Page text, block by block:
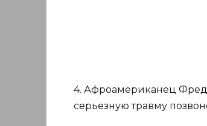
4. Афроамериканец
серьезную травму